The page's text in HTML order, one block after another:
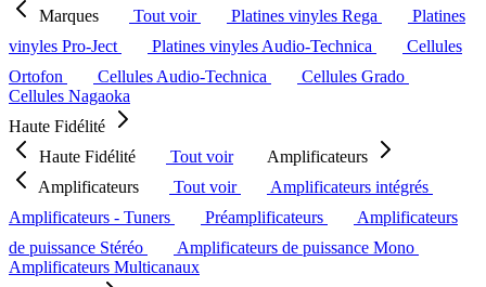
Marques
Tout voir Platines vinyles Rega
Platines
vinyles Pro-Ject
Platines vinyles Audio-Technica
Cellules
Ortofon
Cellules Audio-Technica
Cellules Grado
Cellules Nagaoka
Haute Fidélité
Haute Fidélité
Tout voir
Amplificateurs
Amplificateurs
Tout voir
Amplificateurs intégrés
Amplificateurs - Tuners
Préamplificateurs
Amplificateurs
de puissance Stéréo
Amplificateurs de puissance Mono
Amplificateurs Multicanaux